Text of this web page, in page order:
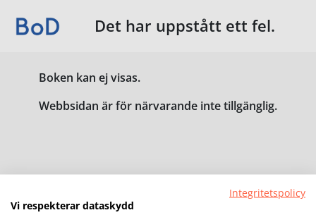
Det har uppstått ett fel.
Boken kan ej visas.
Webbsidan är för närvarande inte tillgänglig.
Integritetspolicy
Vi respekterar dataskydd